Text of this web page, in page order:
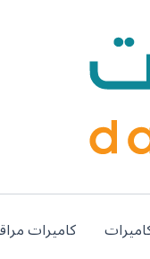
كاميرات